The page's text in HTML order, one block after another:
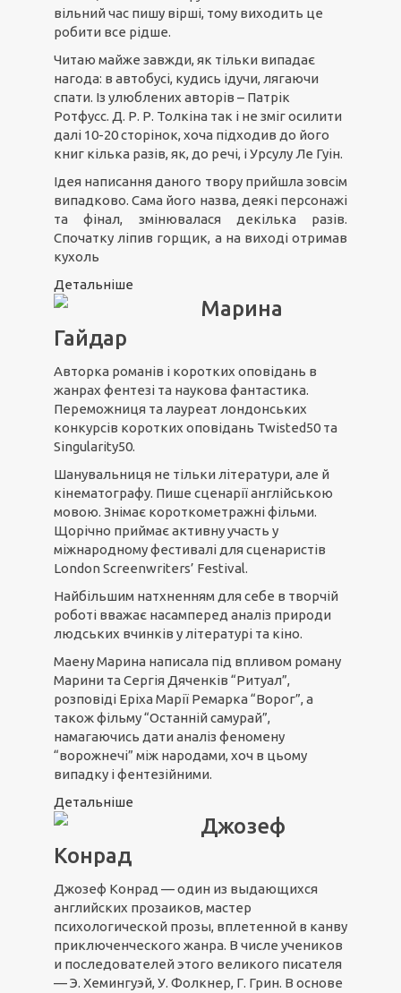
вільний час пишу вірші, тому виходить це
робити все рідше.
Читаю майже завжди, як тільки випадає
нагода: в автобусі, кудись ідучи, лягаючи
спати. Із улюблених авторів – Патрік
Ротфусс. Д. Р. Р. Толкіна так і не зміг осилити
далі 10-20 сторінок, хоча підходив до його
книг кілька разів, як, до речі, і Урсулу Ле Гуін.
Ідея написання даного твору прийшла зовсім
випадково. Сама його назва, деякі персонажі
та фінал, змінювалася декілька разів.
Спочатку ліпив горщик, а на виході отримав
кухоль
Детальніше
Марина
Гайдар
Авторка романів і коротких оповідань в
жанрах фентезі та наукова фантастика.
Переможниця та лауреат лондонських
конкурсів коротких оповідань Twisted50 та
Singularity50.
Шанувальниця не тільки літератури, але й
кінематографу. Пише сценарії англійською
мовою. Знімає короткометражні фільми.
Щорічно приймає активну участь у
міжнародному фестивалі для сценаристів
London Screenwriters’ Festival.
Найбільшим натхненням для себе в творчій
роботі вважає насамперед аналіз природи
людських вчинків у літературі та кіно.
Маену Марина написала під впливом роману
Марини та Сергія Дяченків “Ритуал”,
розповіді Еріха Марії Ремарка “Ворог”, а
також фільму “Останній самурай”,
намагаючись дати аналіз феномену
“ворожнечі” між народами, хоч в цьому
випадку і фентезійними.
Детальніше
Джозеф
Конрад
Джозеф Конрад — один из выдающихся
английских прозаиков, мастер
психологической прозы, вплетенной в канву
приключенческого жанра. В числе учеников
и последователей этого великого писателя
— Э. Хемингуэй, У. Фолкнер, Г. Грин. В основе